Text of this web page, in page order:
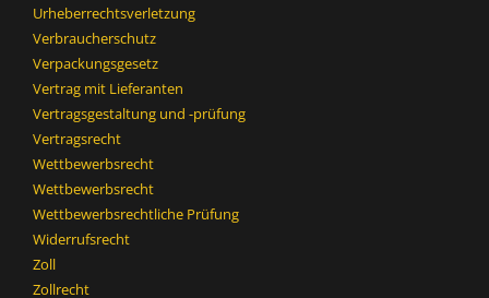
Urheberrechtsverletzung
Verbraucherschutz
Verpackungsgesetz
Vertrag mit Lieferanten
Vertragsgestaltung und -prüfung
Vertragsrecht
Wettbewerbsrecht
Wettbewerbsrecht​
Wettbewerbsrechtliche Prüfung
Widerrufsrecht
Zoll
Zollrecht